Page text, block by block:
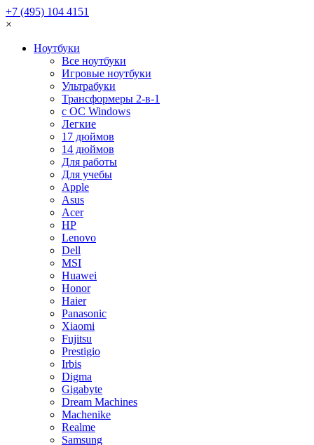
+7 (495) 104 4151
×
Ноутбуки
Все ноутбуки
Игровые ноутбуки
Ультрабуки
Трансформеры 2-в-1
с ОС Windows
Легкие
17 дюймов
14 дюймов
Для работы
Для учебы
Apple
Asus
Acer
HP
Lenovo
Dell
MSI
Huawei
Honor
Haier
Panasonic
Xiaomi
Fujitsu
Prestigio
Irbis
Digma
Gigabyte
Dream Machines
Machenike
Realme
Samsung